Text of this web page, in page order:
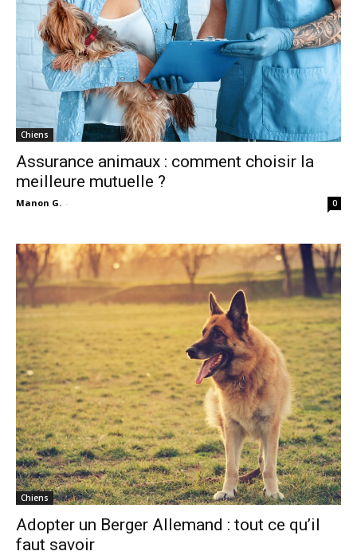
Chiens
Assurance animaux : comment choisir la
meilleure mutuelle ?
Manon G. - 0
Chiens
Adopter un Berger Allemand : tout ce qu’il
faut savoir